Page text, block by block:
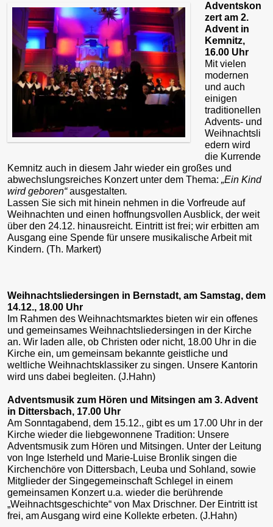
Adventskon
zert am 2.
Advent in
Kemnitz,
16.00 Uhr
Mit vielen
modernen
und auch
einigen
traditionellen
Advents- und
Weihnachtsli
edern wird
die Kurrende
Kemnitz auch in diesem Jahr wieder ein großes und
abwechslungsreiches Konzert unter dem Thema: „Ein Kind
wird geboren“ausgestalten.
Lassen Sie sich mit hinein nehmen in die Vorfreude auf
Weihnachten und einen hoffnungsvollen Ausblick, der weit
über den 24.12. hinausreicht. Eintritt ist frei; wir erbitten am
Ausgang eine Spende für unsere musikalische Arbeit mit
Kindern. (Th. Markert)
Weihnachtsliedersingen in Bernstadt, am Samstag, dem
14.12., 18.00 Uhr
Im Rahmen des Weihnachtsmarktes bieten wir ein offenes
und gemeinsames Weihnachtsliedersingen in der Kirche
an. Wir laden alle, ob Christen oder nicht, 18.00 Uhr in die
Kirche ein, um gemeinsam bekannte geistliche und
weltliche Weihnachtsklassiker zu singen. Unsere Kantorin
wird uns dabei begleiten. (J.Hahn)
Adventsmusik zum Hören und Mitsingen am 3. Advent
in Dittersbach, 17.00 Uhr
Am Sonntagabend, dem 15.12., gibt es um 17.00 Uhr in der
Kirche wieder die liebgewonnene Tradition: Unsere
Adventsmusik zum Hören und Mitsingen. Unter der Leitung
von Inge Isterheld und Marie-Luise Bronlik singen die
Kirchenchöre von Dittersbach, Leuba und Sohland, sowie
Mitglieder der Singegemeinschaft Schlegel in einem
gemeinsamen Konzert u.a. wieder die berührende
„Weihnachtsgeschichte“ von Max Drischner. Der Eintritt ist
frei, am Ausgang wird eine Kollekte erbeten. (J.Hahn)